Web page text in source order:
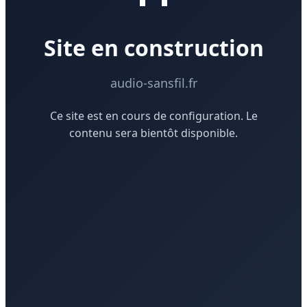
Site en construction
audio-sansfil.fr
Ce site est en cours de configuration. Le
contenu sera bientôt disponible.